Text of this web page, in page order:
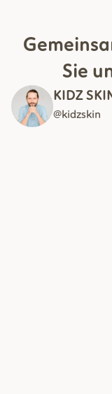
Sie
KIDZ
@kidzskin